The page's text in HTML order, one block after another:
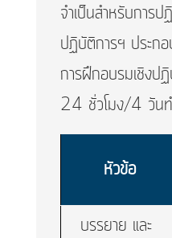
จำเป็นสำหรับการ
ปฏิบัติการฯ ประก
การฝึกอบรมเชิงป
24 ชั่วโมง/4 วัน
หัวข้อ
บรรยาย และ